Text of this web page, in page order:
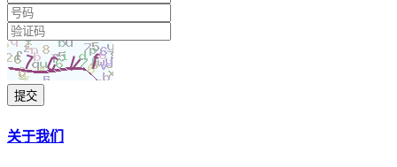
提交
关于我们